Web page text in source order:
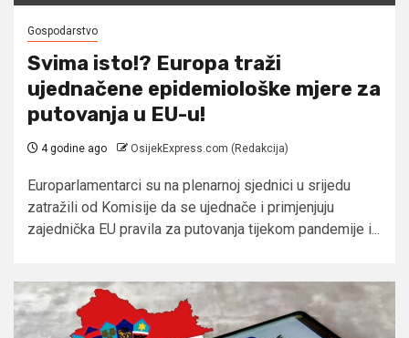
Gospodarstvo
Svima isto!? Europa traži
ujednačene epidemiološke mjere za
putovanja u EU-u!
4 godine ago OsijekExpress.com (Redakcija)
Europarlamentarci su na plenarnoj sjednici u srijedu
zatražili od Komisije da se ujednače i primjenjuju
zajednička EU pravila za putovanja tijekom pandemije i...